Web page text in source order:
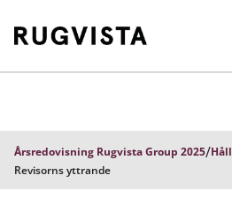
Årsredovisning Rugvista Group 2025/
Revisorns yttrande